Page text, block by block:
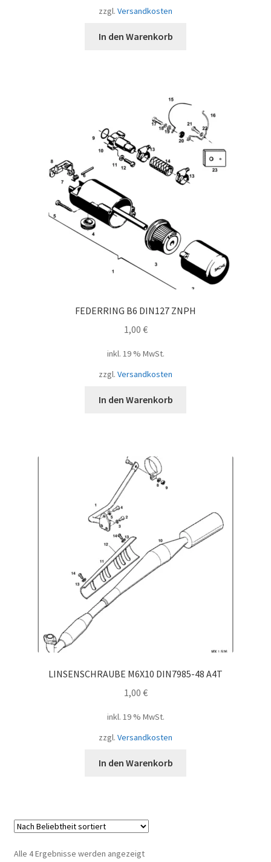
zzgl. Versandkosten
In den Warenkorb
FEDERRING B6 DIN127 ZNPH
1,00 €
inkl. 19 % MwSt.
zzgl. Versandkosten
In den Warenkorb
LINSENSCHRAUBE M6X10 DIN7985-48 A4T
1,00 €
inkl. 19 % MwSt.
zzgl. Versandkosten
In den Warenkorb
Alle 4 Ergebnisse werden angezeigtNach